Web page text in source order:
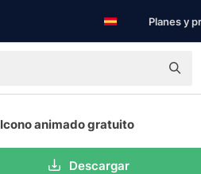
Planes y
animado gratuito
Descargar